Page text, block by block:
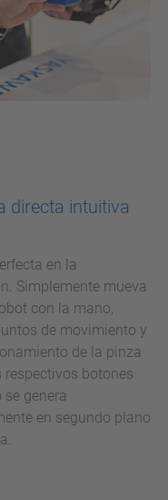
directa intuitiva
en la
Simplemente mueva
con la mano,
de movimiento y
de la pinza
respectivos botones
se genera
en segundo plano